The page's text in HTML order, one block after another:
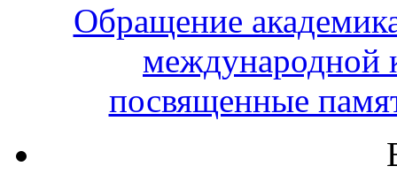
Обращение
международной
посвященные